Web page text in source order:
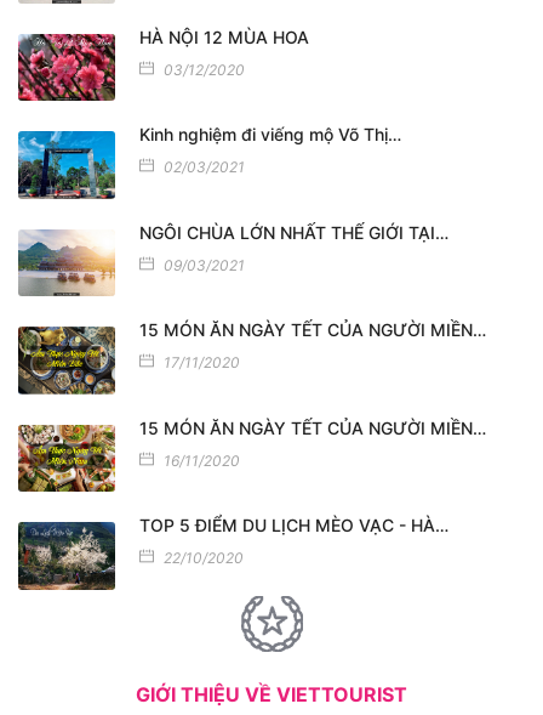
HÀ NỘI 12 MÙA HOA
03/12/2020
Kinh nghiệm đi viếng mộ Võ Thị…
02/03/2021
NGÔI CHÙA LỚN NHẤT THẾ GIỚI TẠI…
09/03/2021
15 MÓN ĂN NGÀY TẾT CỦA NGƯỜI MIỀN…
17/11/2020
15 MÓN ĂN NGÀY TẾT CỦA NGƯỜI MIỀN…
16/11/2020
TOP 5 ĐIỂM DU LỊCH MÈO VẠC - HÀ…
22/10/2020
GIỚI THIỆU VỀ VIETTOURIST